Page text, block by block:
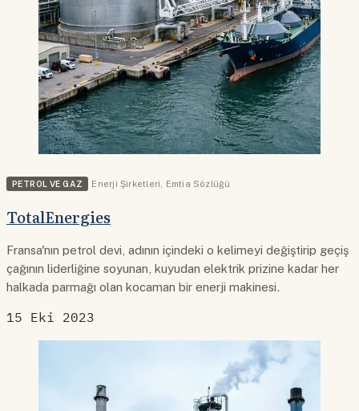
PETROL VE GAZ Enerji Şirketleri Emtia Sözlüğü
TotalEnergies
Fransa'nın petrol devi, adının içindeki o kelimeyi değiştirip geçiş
çağının liderliğine soyunan, kuyudan elektrik prizine kadar her
halkada parmağı olan kocaman bir enerji makinesi.
15 Eki 2023